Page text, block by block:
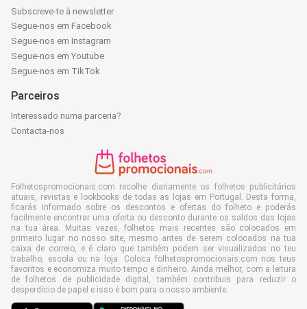
Subscreve-te à newsletter
Segue-nos em Facebook
Segue-nos em Instagram
Segue-nos em Youtube
Segue-nos em TikTok
Parceiros
Interessado numa parceria?
Contacta-nos
Folhetospromocionais.com recolhe diariamente os folhetos publicitários
atuais, revistas e lookbooks de todas as lojas em Portugal. Desta forma,
ficarás informado sobre os descontos e ofertas do folheto e poderás
facilmente encontrar uma oferta ou desconto durante os saldos das lojas
na tua área. Muitas vezes, folhetos mais recentes são colocados em
primeiro lugar no nosso site, mesmo antes de serem colocados na tua
caixa de correio, e é claro que também podem ser visualizados no teu
trabalho, escola ou na loja. Coloca folhetospromocionais.com nos teus
favoritos e economiza muito tempo e dinheiro. Ainda melhor, com a leitura
de folhetos de publicidade digital, também contribuis para reduzir o
desperdício de papel e isso é bom para o nosso ambiente.